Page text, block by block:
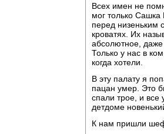
Всех имен не
мог только
перед низеньким
кроватях. Их
абсолютное, даже
Только у нас в
когда хотели.
В эту палату я
пацан умер. Это
спали трое, и все
детдоме
К нам пришли